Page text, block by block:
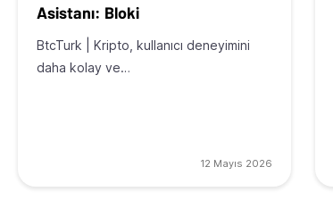
Asistanı: Bloki
BtcTurk | Kripto, kullanıcı deneyimini
daha kolay ve…
12 Mayıs 2026